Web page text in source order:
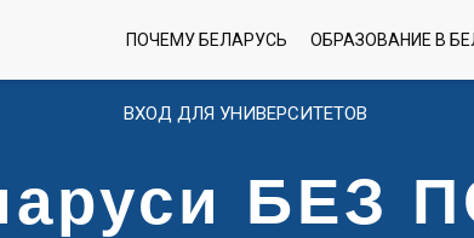
ВХОД ДЛЯ УНИВЕРСИТЕТОВ
ПОЧЕМУ БЕЛАРУСЬ ОБРАЗОВАНИЕ В
БЕЗ